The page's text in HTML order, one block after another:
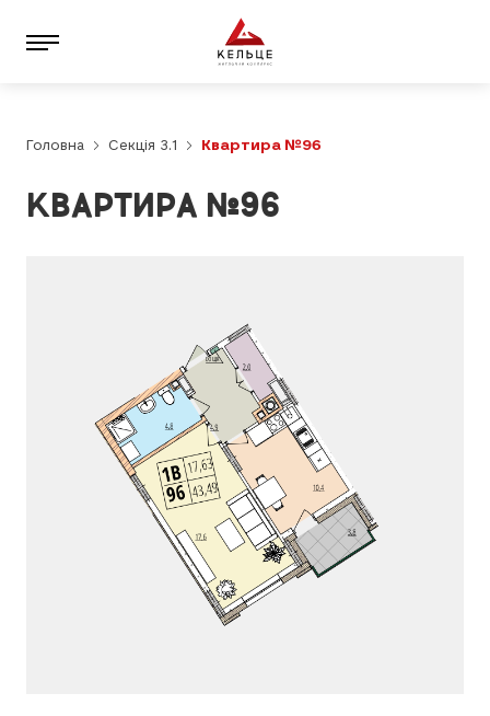
Головна Секція 3.1 Квартира №96
КВАРТИРА №96